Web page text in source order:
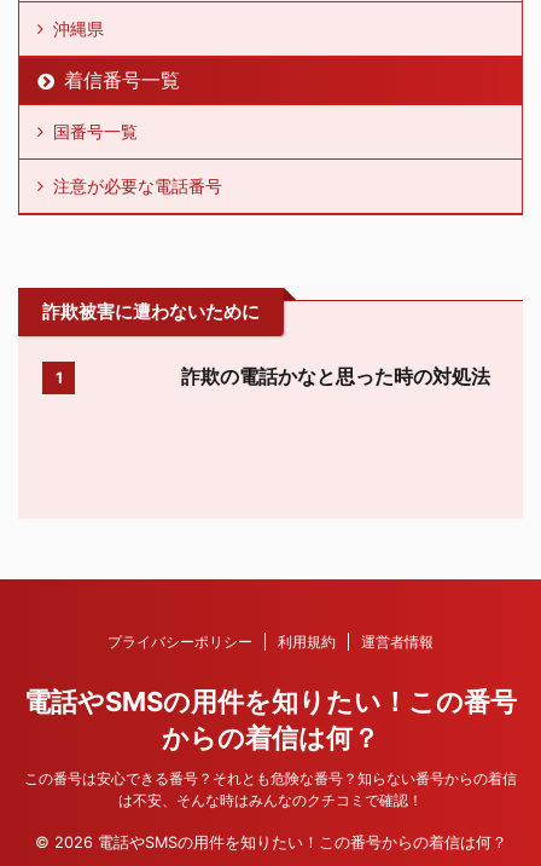
沖縄県
着信番号一覧
国番号一覧
注意が必要な電話番号
詐欺被害に遭わないために
1 詐欺の電話かなと思った時の対処法
プライバシーポリシー 利用規約 運営者情報
電話やSMSの用件を知りたい！この番号
からの着信は何？
この番号は安心できる番号？それとも危険な番号？知らない番号からの着信
は不安、そんな時はみんなのクチコミで確認！
© 2026 電話やSMSの用件を知りたい！この番号からの着信は何？